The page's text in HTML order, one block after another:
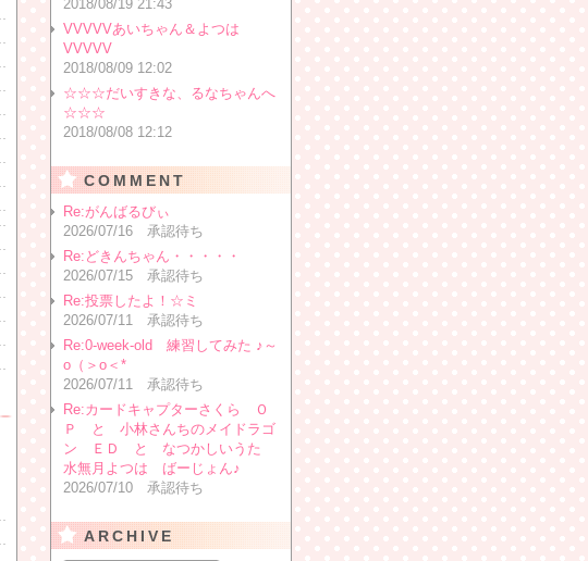
2018/08/19 21:43
VVVVVあいちゃん＆よつは
VVVVV
2018/08/09 12:02
☆☆☆だいすきな、るなちゃんへ
☆☆☆
2018/08/08 12:12
COMMENT
Re:がんばるびぃ
2026/07/16 承認待ち
Re:どきんちゃん・・・・・
2026/07/15 承認待ち
Re:投票したよ！☆ミ
2026/07/11 承認待ち
Re:0-week-old 練習してみた ♪～
o（＞o＜*
2026/07/11 承認待ち
Re:カードキャプターさくら Ｏ
Ｐ と 小林さんちのメイドラゴ
ン ＥＤ と なつかしいうた
水無月よつは ばーじょん♪
2026/07/10 承認待ち
ARCHIVE